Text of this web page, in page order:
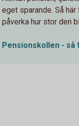
eget sparande. Så
påverka hur stor den
Pensionskollen - så